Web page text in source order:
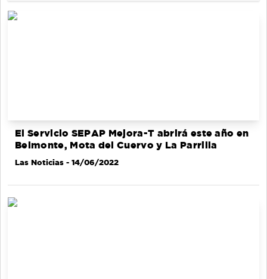
El Servicio SEPAP Mejora-T abrirá este año en
Belmonte, Mota del Cuervo y La Parrilla
Las Noticias - 14/06/2022